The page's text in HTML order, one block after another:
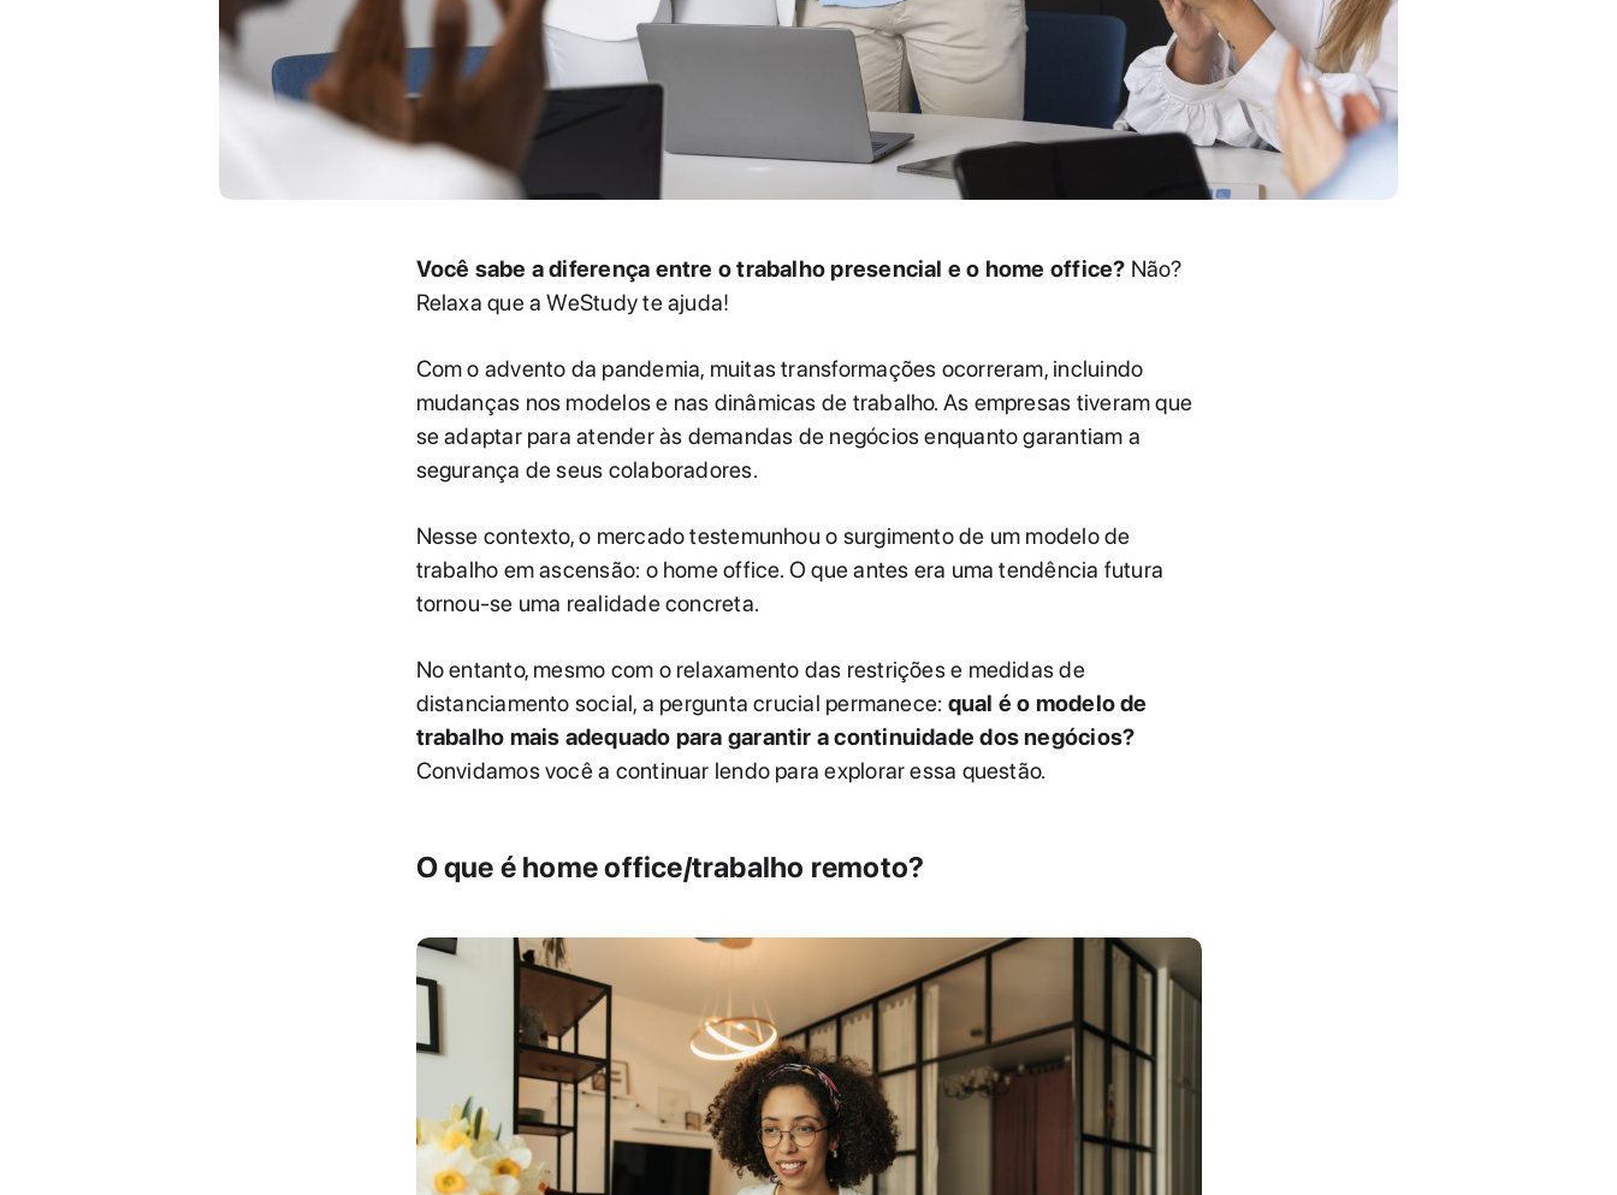
Você sabe a diferença entre o trabalho presencial e o home office? Não?
Relaxa que a WeStudy te ajuda!
Com o advento da pandemia, muitas transformações ocorreram, incluindo
mudanças nos modelos e nas dinâmicas de trabalho. As empresas tiveram que
se adaptar para atender às demandas de negócios enquanto garantiam a
segurança de seus colaboradores.
Nesse contexto, o mercado testemunhou o surgimento de um modelo de
trabalho em ascensão: o home office. O que antes era uma tendência futura
tornou-se uma realidade concreta.
No entanto, mesmo com o relaxamento das restrições e medidas de
distanciamento social, a pergunta crucial permanece: qual é o modelo de
trabalho mais adequado para garantir a continuidade dos negócios?
Convidamos você a continuar lendo para explorar essa questão.
O que é home office/trabalho remoto?